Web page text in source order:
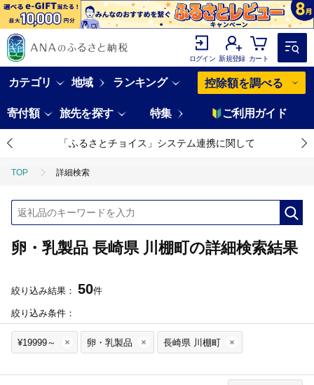
ログイン 新規登録 カート
カテゴリ 地域 ランキング 控除額を調べる
寄付額 旅先を探す 特集 ご利用ガイド
「ふるさとチョイス」システム連携に関して
TOP 詳細検索
卵・乳製品 長崎県 川棚町の詳細検索結果
絞り込み結果： 50件
絞り込み条件：
¥19999～ 卵・乳製品 長崎県 川棚町